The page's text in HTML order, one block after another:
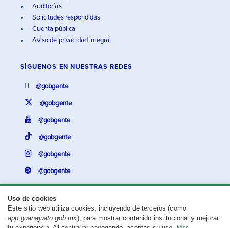
Uso de cookies
Este sitio web utiliza cookies, incluyendo de terceros (como
app.guanajuato.gob.mx), para mostrar contenido institucional y mejorar
Auditorías
Solicitudes respondidas
Cuenta pública
Aviso de privacidad integral
SÍGUENOS EN NUESTRAS REDES
@gobgente
@gobgente
@gobgente
@gobgente
@gobgente
@gobgente
¿Existe algún problema con esta página?Repórtalo aquí.